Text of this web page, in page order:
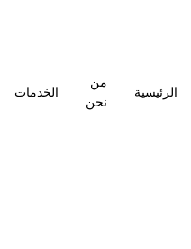
الرئيسية
من
نحن
الخدمات